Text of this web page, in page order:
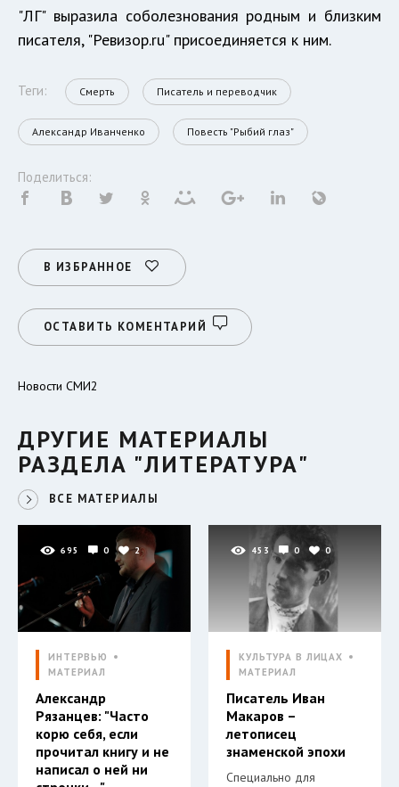
"ЛГ" выразила соболезнования родным и близким
писателя, "Ревизор.ru" присоединяется к ним.
Теги: Смерть Писатель и переводчик
Александр Иванченко Повесть "Рыбий глаз"
Поделиться:
В ИЗБРАННОЕ
ОСТАВИТЬ КОМЕНТАРИЙ
Новости СМИ2
ДРУГИЕ МАТЕРИАЛЫ
РАЗДЕЛА "ЛИТЕРАТУРА"
ВСЕ МАТЕРИАЛЫ
695 0 2
ИНТЕРВЬЮ
МАТЕРИАЛ
Александр
Рязанцев: "Часто
корю себя, если
прочитал книгу и не
написал о ней ни
453 0 0
КУЛЬТУРА В ЛИЦАХ
МАТЕРИАЛ
Писатель Иван
Макаров –
летописец
знаменской эпохи
Специально для